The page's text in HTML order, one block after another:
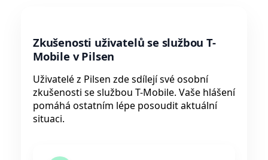
Zkušenosti uživatelů se službou T-
Mobile v Pilsen
Uživatelé z Pilsen zde sdílejí své osobní
zkušenosti se službou T-Mobile. Vaše hlášení
pomáhá ostatním lépe posoudit aktuální
situaci.